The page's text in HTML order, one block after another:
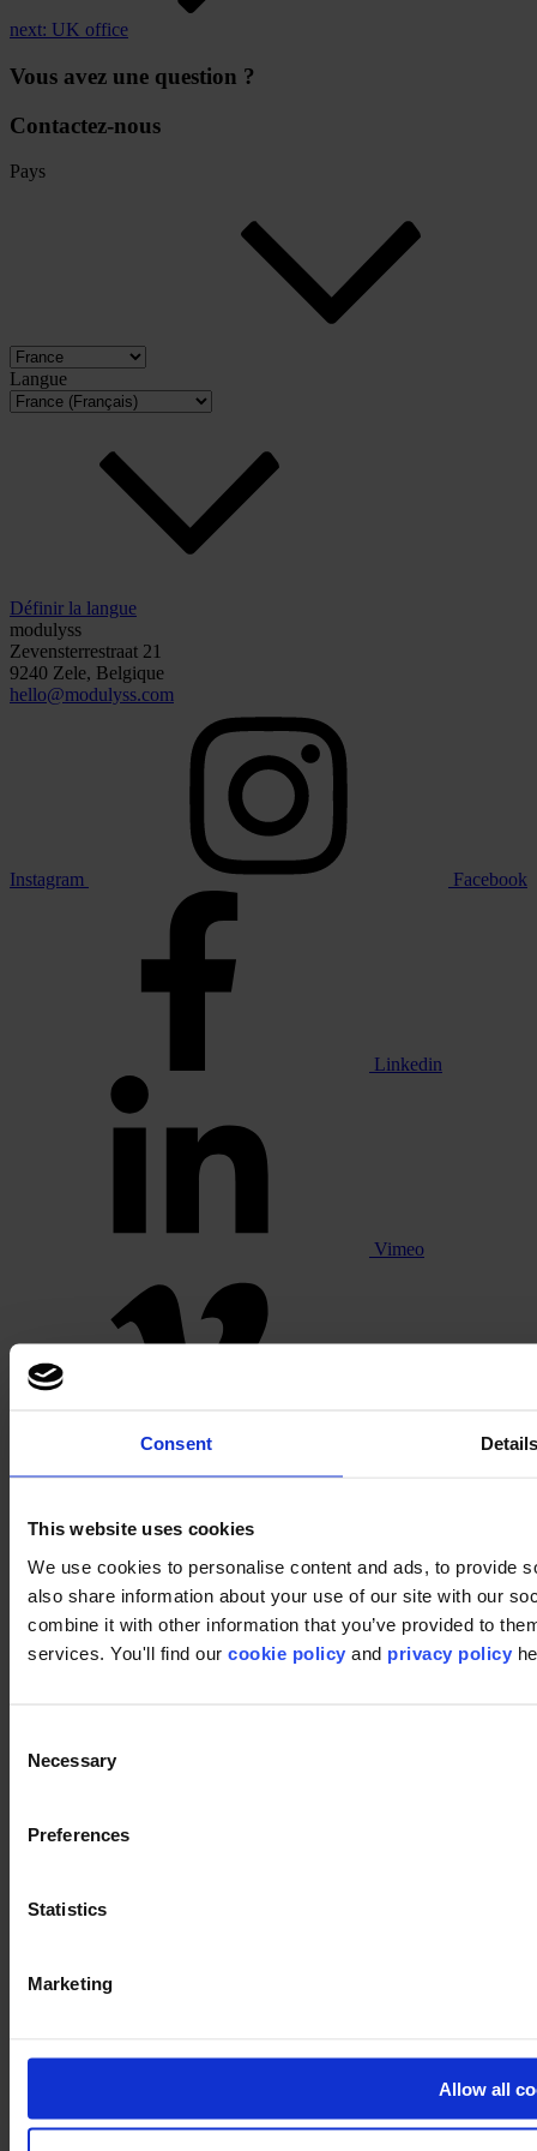
Consent
This website uses cookies
We use cookies to personalise content and ads, to provide
also share information about your use of our site with our
combine it with other information that you’ve provided to
services. You'll find our cookie policy and privacy policy
Selection
Necessary
Preferences
Statistics
Marketing
Allow all
next: UK office
Vous avez une question ?
Contactez-nous
Pays
Langue
Définir la langue
modulyss
Zevensterrestraat 21
9240 Zele, Belgique
hello@modulyss.com
Instagram Facebook
Linkedin
Vimeo
Footer
Education
Dalles de moquette
Séries des collections
LVT
Simulateur design